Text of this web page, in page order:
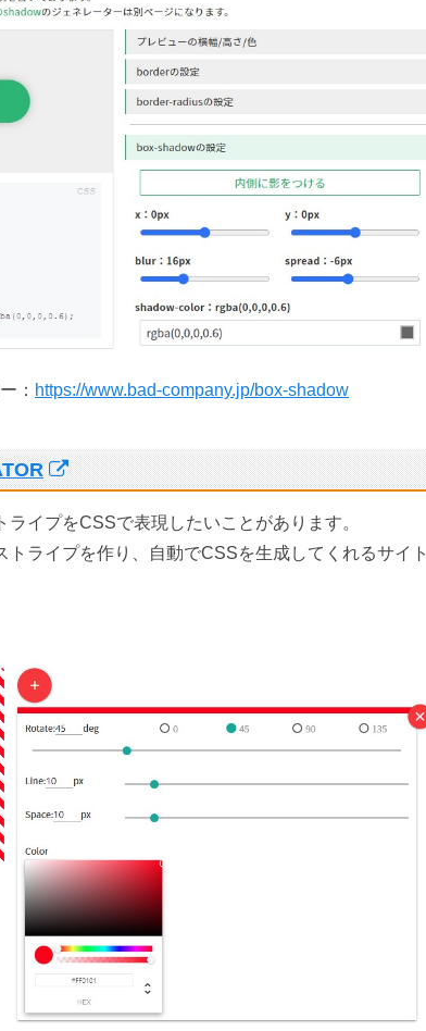
： https://www.bad-company.jp/box-shadow
イプをCSSで表現したいことがあります。
トライプを作り、自動でCSSを生成してくれるサイト